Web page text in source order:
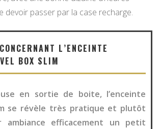
devoir passer par la case recharge.
L’ENCEINTE
BOX SLIM
en sortie de boite, l’enceinte
se révèle très pratique et plutôt
ambiance efficacement un petit